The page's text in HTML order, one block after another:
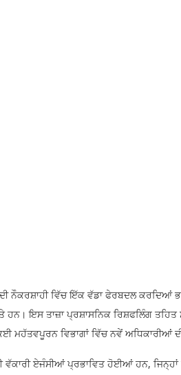
ਨੌਕਰਸ਼ਾਹੀ ਵਿੱਚ ਇੱਕ ਵੱਡਾ ਫੇਰਬਦਲ ਕਰਦਿਆਂ
ਇਸ ਤਾਜ਼ਾ ਪ੍ਰਸ਼ਾਸਨਿਕ ਰਿਸ਼ਫਲਿੰਗ ਤਹਿਤ
ਮਹੱਤਵਪੂਰਨ ਵਿਭਾਗਾਂ ਵਿੱਚ ਨਵੇਂ ਅਧਿਕਾਰੀਆਂ
ਏਜੰਸੀਆਂ ਪ੍ਰਭਾਵਿਤ ਹੋਈਆਂ ਹਨ, ਜਿਨ੍ਹਾਂ